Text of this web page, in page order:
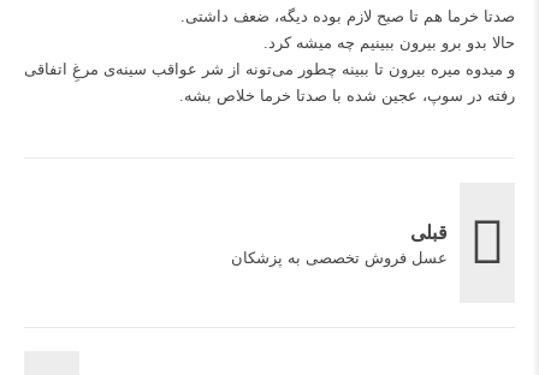
صدتا خرما هم تا صبح لازم بوده دیگه، ضعف داشتی.
حالا بدو برو بیرون ببینیم چه میشه کرد.
و میدوه میره بیرون تا ببینه چطور می‌تونه از شر عواقب سینه‌ی مرغِ اتفاقی
رفته در سوپ، عجین شده با صدتا خرما خلاص بشه.
قبلی
عسل فروش تخصصی به پزشکان